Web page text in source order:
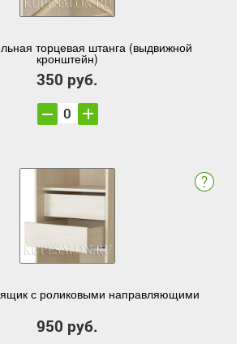
торцевая штанга (выдвижной
кронштейн)
350 руб.
с роликовыми направляющими
950 руб.